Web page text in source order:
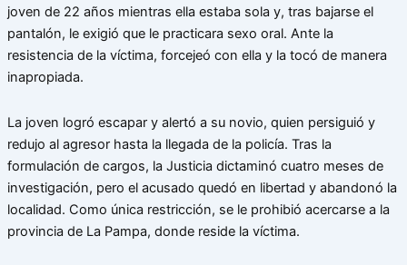
joven de 22 años mientras ella estaba sola y, tras bajarse el
pantalón, le exigió que le practicara sexo oral. Ante la
resistencia de la víctima, forcejeó con ella y la tocó de manera
inapropiada.
La joven logró escapar y alertó a su novio, quien persiguió y
redujo al agresor hasta la llegada de la policía. Tras la
formulación de cargos, la Justicia dictaminó cuatro meses de
investigación, pero el acusado quedó en libertad y abandonó la
localidad. Como única restricción, se le prohibió acercarse a la
provincia de La Pampa, donde reside la víctima.